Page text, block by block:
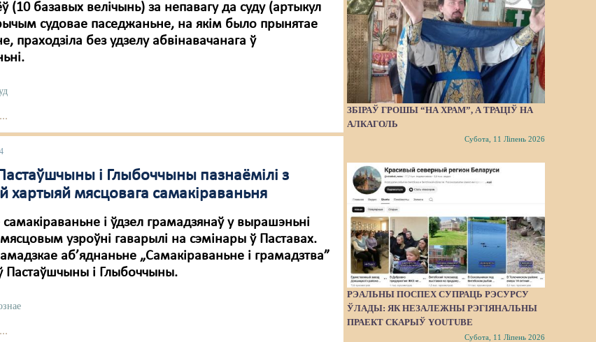
(10 базавых велічынь) за непавагу да суду (артыкул
судовае паседжаньне, на якім было прынятае
праходзіла без удзелу абвінавачанага ў
і Глыбоччыны пазнаёмілі з
хартыяй мясцовага самакіраваньня
і ўдзел грамадзянаў у вырашэньні
узроўні гаварылі на сэмінары ў Паставах.
аб’яднаньне „Самакіраваньне і грамадзтва”
Пастаўшчыны і Глыбоччыны.
ЗБІРАЎ ГРОШЫ “НА ХРАМ”, А ТРАЦІЎ НА
АЛКАГОЛЬ
Субота, 11 Ліпень 2026
РЭАЛЬНЫ ПОСПЕХ СУПРАЦЬ РЭСУРСУ
ЎЛАДЫ: ЯК НЕЗАЛЕЖНЫ РЭГІЯНАЛЬНЫ
ПРАЕКТ СКАРЫЎ YOUTUBE
Субота, 11 Ліпень 2026